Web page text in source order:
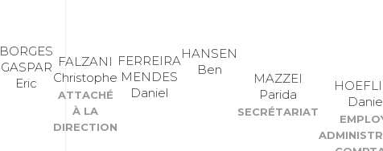
BORGES
GASPAR
Eric
FALZANI
Christophe
ATTACHÉ
À LA
DIRECTION
FERREIRA
MENDES
Daniel
HANSEN
Ben
MAZZEI
Parida
SECRÉTARIAT